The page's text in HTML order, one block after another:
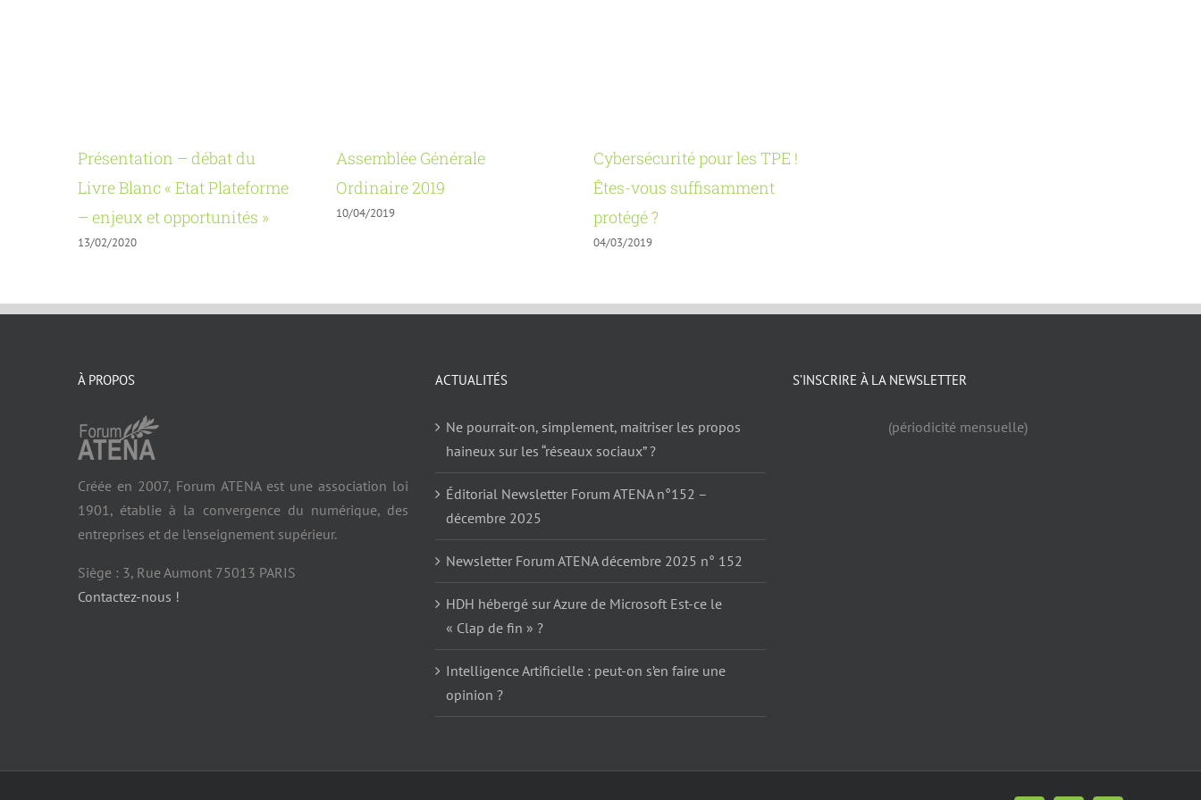
Présentation – débat du
Livre Blanc « Etat Plateforme
– enjeux et opportunités »
13/02/2020
Assemblée Générale
Ordinaire 2019
10/04/2019
Cybersécurité pour les TPE !
Êtes-vous suffisamment
protégé ?
04/03/2019
À PROPOS
Créée en 2007, Forum ATENA est une association loi
1901, établie à la convergence du numérique, des
entreprises et de l’enseignement supérieur.
Siège : 3, Rue Aumont 75013 PARIS
Contactez-nous !
ACTUALITÉS
Ne pourrait-on, simplement, maitriser les propos
haineux sur les “réseaux sociaux” ?
Éditorial Newsletter Forum ATENA n°152 –
décembre 2025
Newsletter Forum ATENA décembre 2025 n° 152
HDH hébergé sur Azure de Microsoft Est-ce le
« Clap de fin » ?
Intelligence Artificielle : peut-on s’en faire une
opinion ?
S’INSCRIRE À LA NEWSLETTER
(périodicité mensuelle)